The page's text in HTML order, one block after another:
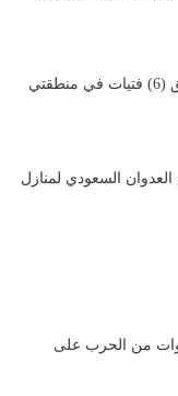
بيان إدانة جريمة الاغتصاب بحق (6) فتيات في منطقتي
السعودي لمنازل
إحصائيات 3 سنوات من الحرب على